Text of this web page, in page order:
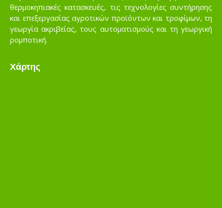
θερμοκηπιακές κατασκευές, τις τεχνολογίες συντήρησης
και επεξεργασίας αγροτικών προϊόντων και τροφίμων, τη
γεωργία ακριβείας, τους αυτοματισμούς και τη γεωργική
ρομποτική.
Χάρτης